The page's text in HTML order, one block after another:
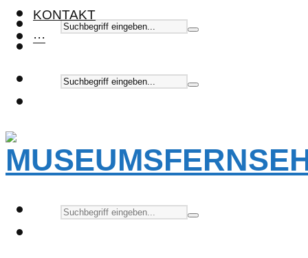
KONTAKT
···